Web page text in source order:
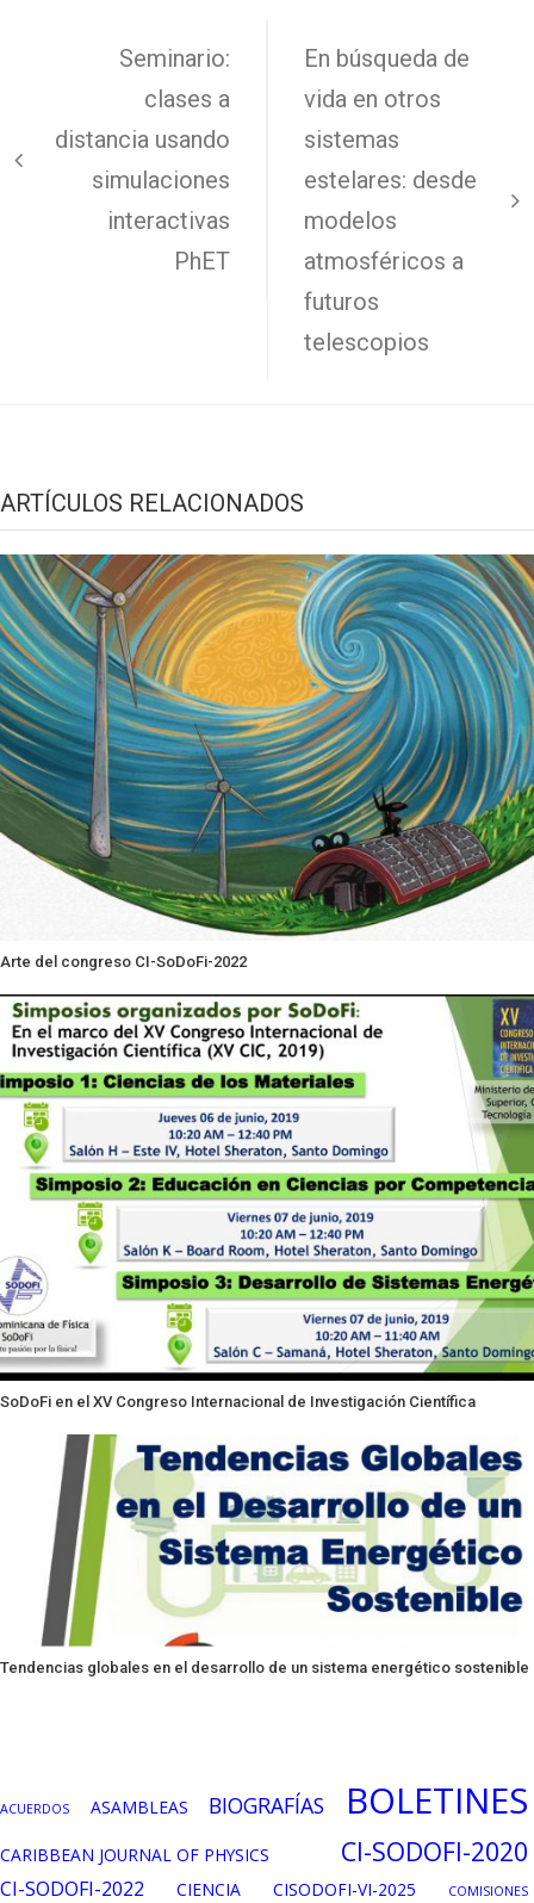
entradas
Seminario:
clases a
distancia usando
simulaciones
interactivas
PhET
En búsqueda de
vida en otros
sistemas
estelares: desde
modelos
atmosféricos a
futuros
telescopios
ARTÍCULOS RELACIONADOS
Arte del congreso CI-SoDoFi-2022
SoDoFi en el XV Congreso Internacional de Investigación Científica
Tendencias globales en el desarrollo de un sistema energético sostenible
ACUERDOS ASAMBLEAS BIOGRAFÍAS BOLETINES
CARIBBEAN JOURNAL OF PHYSICS CI-SODOFI-2020
CI-SODOFI-2022 CIENCIA CISODOFI-VI-2025 COMISIONES